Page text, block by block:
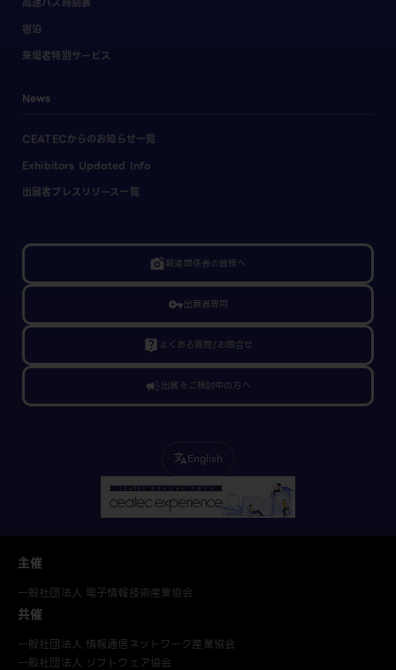
宿泊
来場者特別サービス
News
CEATECからのお知らせ一覧
Exhibitors Updated Info
出展者プレスリリース一覧
linked_camera報道関係者の皆様へ
vpn_key出展者専用
live_help よくある質問/お問合せ
campaign出展をご検討中の方へ
translateEnglish
主催
一般社団法人 電子情報技術産業協会
共催
一般社団法人 情報通信ネットワーク産業協会
一般社団法人 ソフトウェア協会